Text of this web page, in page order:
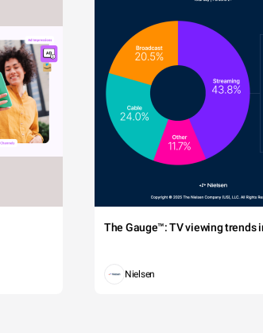
The Gauge™: TV viewing trends
Nielsen